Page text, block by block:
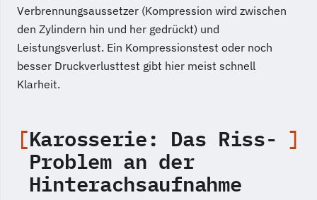
Verbrennungsaussetzer (Kompression wird zwischen
den Zylindern hin und her gedrückt) und
Leistungsverlust. Ein Kompressionstest oder noch
besser Druckverlusttest gibt hier meist schnell
Klarheit.
Karosserie: Das Riss-
Problem an der
Hinterachsaufnahme